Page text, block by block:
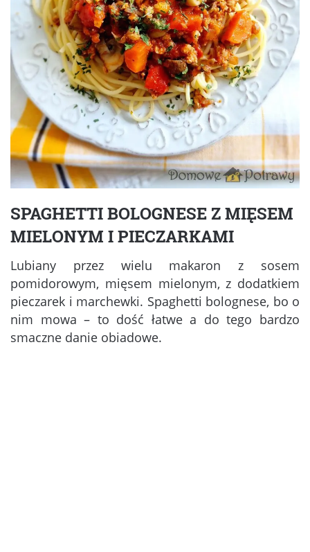
SPAGHETTI BOLOGNESE Z MIĘSEM
MIELONYM I PIECZARKAMI
Lubiany przez wielu makaron z sosem
pomidorowym, mięsem mielonym, z dodatkiem
pieczarek i marchewki. Spaghetti bolognese, bo o
nim mowa – to dość łatwe a do tego bardzo
smaczne danie obiadowe.